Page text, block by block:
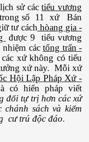
sử cáctiểu vương
số 11 xứ Bán
tư cáchhòang gia -
được 9 tiểu vương
các tổng trấn -
xứ không có tiểu
xứ này. Mỗi xứ
Hội Lập Pháp Xứ -
có hiến pháp viết
đối tự trị hơn các xứ
sách và kiểm
cư trú độc đáo.